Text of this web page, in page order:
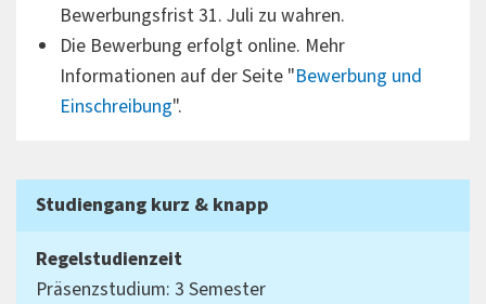
Bewerbungsfrist 31. Juli zu wahren.
Die Bewerbung erfolgt online. Mehr
Informationen auf der Seite "Bewerbung und
Einschreibung".
Studiengang kurz & knapp
Regelstudienzeit
Präsenzstudium: 3 Semester